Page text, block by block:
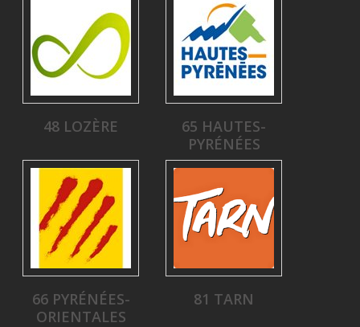
48 LOZÈRE
65 HAUTES-
PYRÉNÉES
66 PYRÉNÉES-
ORIENTALES
81 TARN